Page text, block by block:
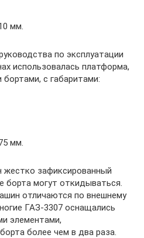
мм.
по эксплуатации
использовалась платформа,
с габаритами:
мм.
жестко зафиксированный
борта могут откидываться.
отличаются по внешнему
ГАЗ-3307 оснащались
элементами,
более чем в два раза.